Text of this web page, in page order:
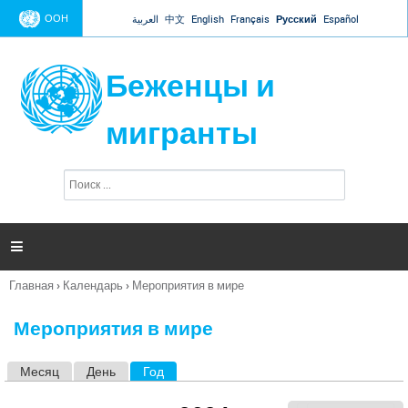
Jump to navigation
ООН العربية 中文 English Français Русский Español
Беженцы и
мигранты
п
и

Вы
Главная › Календарь › Мероприятия в мире
Мероприятия в мире
Месяц День Год